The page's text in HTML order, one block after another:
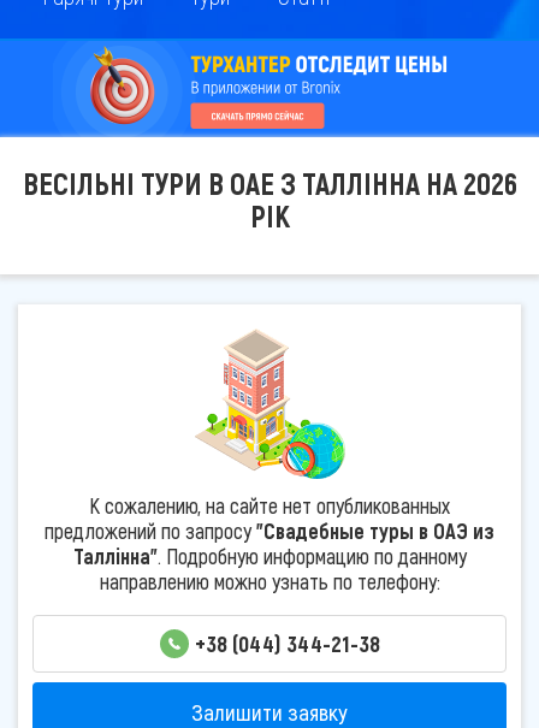
ВЕСІЛЬНІ ТУРИ В ОАЕ З ТАЛЛІННА НА 2026
РІК
К сожалению, на сайте нет опубликованных
предложений по запросу"Свадебные туры в ОАЭ из
Таллінна". Подробную информацию по данному
направлению можно узнать по телефону:
+38 (044) 344-21-38
Залишити заявку